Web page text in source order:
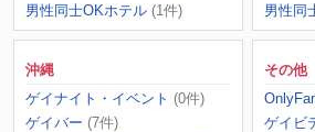
男性同士OKホテル (1件)
男性同
沖縄
ゲイナイト・イベント (0件)
ゲイバー (7件)
その他
ゲイビ